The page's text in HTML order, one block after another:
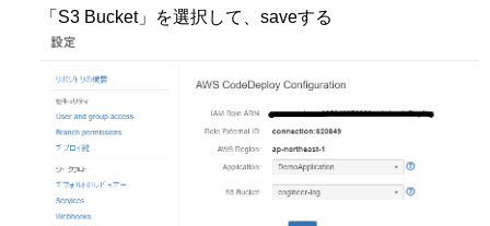
「S3 Bucket」を選択して、saveする